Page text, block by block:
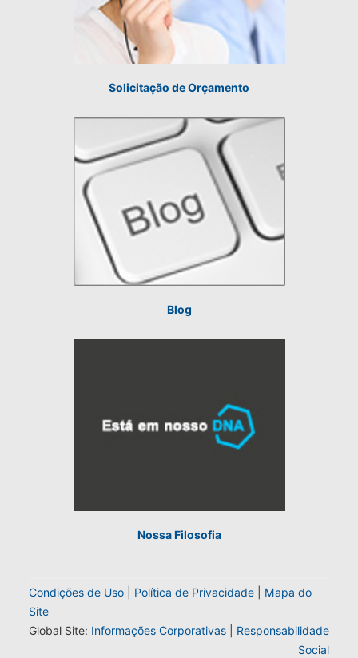
Solicitação de Orçamento
Blog
Nossa Filosofia
Condições de Uso Política de Privacidade
Mapa do
Site
Global Site: Informações Corporativas
Responsabilidade
Social